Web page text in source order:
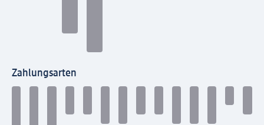
Zahlungsarten